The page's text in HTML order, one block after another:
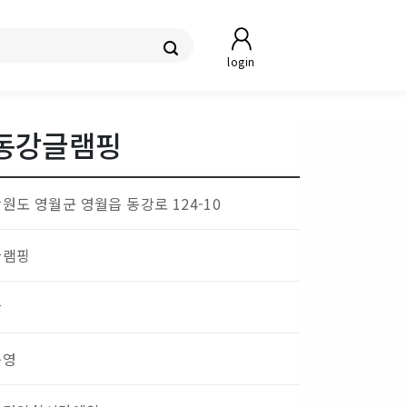
login
강글램핑
도 영월군 영월읍 동강로 124-10
핑